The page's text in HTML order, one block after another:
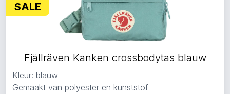
SALE
Fjällräven Kanken crossbodytas blauw
Kleur: blauw
Gemaakt van polyester en kunststof